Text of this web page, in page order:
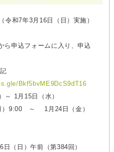
和7年3月16日（日）実施）
ら申込フォームに入り、申込
Bkf5bvME9DcS9dT16
1月15日（水）
）9:00 ～ 1月24日（金）
日）午前（第384回）